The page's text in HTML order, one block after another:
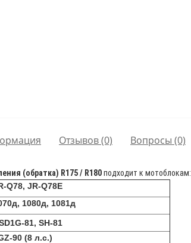
Отзывов (0) Вопросы (0)
(обратка) R175 / R180подходит к мотоблокам:
Q78, JR-Q78E
1080д, 1081д
81, SH-81
90 (8 л.с.)